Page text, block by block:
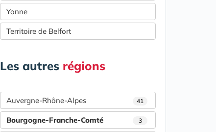
Yonne
Territoire de Belfort
Les autres régions
Auvergne-Rhône-Alpes 41
Bourgogne-Franche-Comté 3